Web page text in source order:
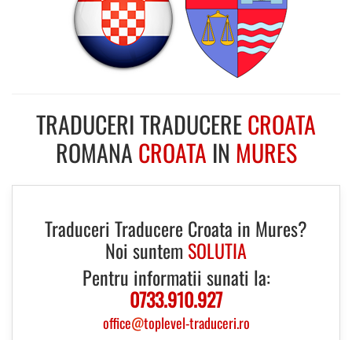
TRADUCERI TRADUCERECROATA
ROMANA CROATA IN MURES
Traduceri Traducere Croata in Mures?
Noi suntem SOLUTIA
Pentru informatii sunati la:
0733.910.927
office@toplevel-traduceri.ro